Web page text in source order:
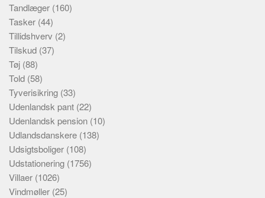
Tandlæger (160)
Tasker (44)
Tillidshverv (2)
Tilskud (37)
Tøj (88)
Told (58)
Tyverisikring (33)
Udenlandsk pant (22)
Udenlandsk pension (10)
Udlandsdanskere (138)
Udsigtsboliger (108)
Udstationering (1756)
Villaer (1026)
Vindmøller (25)